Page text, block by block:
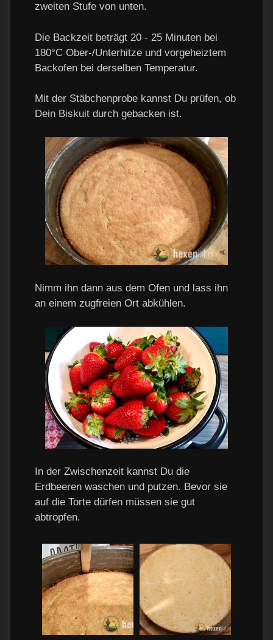
zweiten Stufe von unten.
Die Backzeit beträgt 20 - 25 Minuten bei
180°C Ober-/Unterhitze und vorgeheiztem
Backofen bei derselben Temperatur.
Mit der Stäbchenprobe kannst Du prüfen, ob
Dein Biskuit durch gebacken ist.
Nimm ihn dann aus dem Ofen und lass ihn
an einem zugfreien Ort abkühlen.
In der Zwischenzeit kannst Du die
Erdbeeren waschen und putzen. Bevor sie
auf die Torte dürfen müssen sie gut
abtropfen.